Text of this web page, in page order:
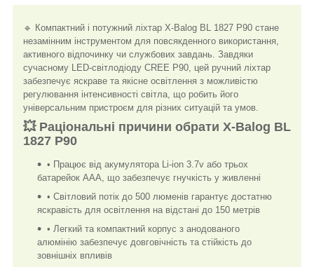
🔹 Компактний і потужний ліхтар X-Balog BL 1827 P90 стане
незамінним інструментом для повсякденного використання,
активного відпочинку чи службових завдань. Завдяки
сучасному LED-світлодіоду CREE P90, цей ручний ліхтар
забезпечує яскраве та якісне освітлення з можливістю
регулювання інтенсивності світла, що робить його
універсальним пристроєм для різних ситуацій та умов.
💥 Раціональні причини обрати X-Balog BL
1827 P90
• Працює від акумулятора Li-ion 3.7v або трьох
батарейок AAA, що забезпечує гнучкість у живленні
• Світловий потік до 500 люменів гарантує достатню
яскравість для освітлення на відстані до 150 метрів
• Легкий та компактний корпус з анодованого
алюмінію забезпечує довговічність та стійкість до
зовнішніх впливів